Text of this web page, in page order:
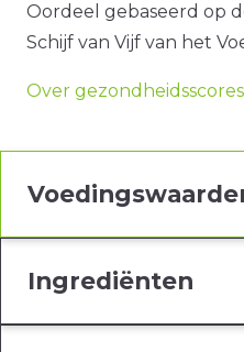
Oordeel gebaseerd op
Schijf van Vijf van het
Over gezondheidsscores
Ingrediënten